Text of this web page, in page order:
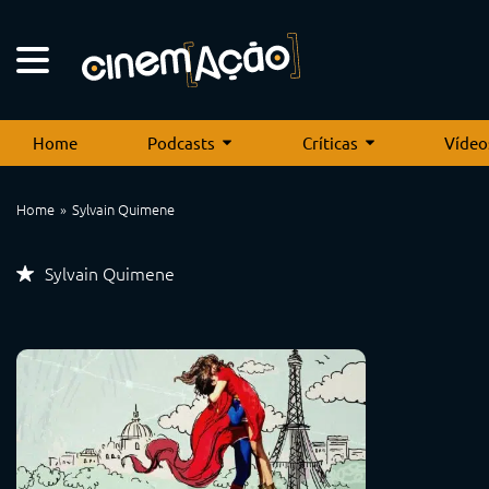
Home Podcasts Críticas
Home Sylvain Quimene
Sylvain Quimene